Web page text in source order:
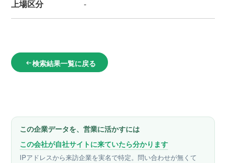
上場区分 -
arrow_left_alt検索結果一覧に戻る
この企業データを、営業に活かすには
この会社が自社サイトに来ていたら分かります
IPアドレスから来訪企業を実名で特定。問い合わせが無くて